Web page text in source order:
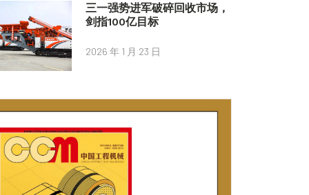
三一强势进军破碎回收市场，
剑指100亿目标
2026 年 1 月 23 日